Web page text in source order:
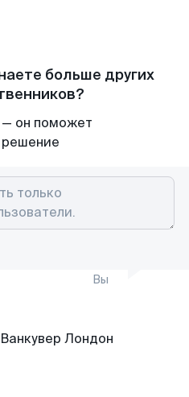
больше других
он поможет
решение
Вы